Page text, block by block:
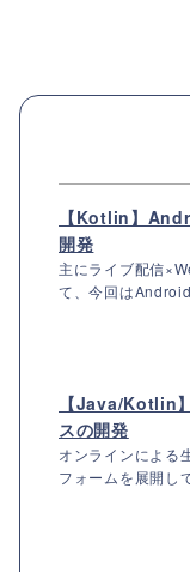
【Kotlin】
開発
主にライブ配信
て、今回は
【Java/Kotlin
スの開発
オンラインによる
フォームを展開し